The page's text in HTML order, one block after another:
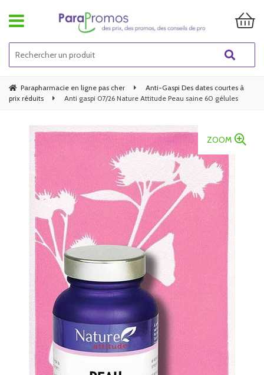
Parapharmacie en ligne pas cher
Anti-Gaspi Des dates courtes à
prix réduits
Anti gaspi 07/26 Nature Attitude Peau saine 60 gélules
ZOOM